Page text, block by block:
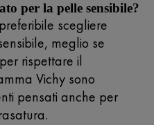
per la pelle sensibile?
scegliere
meglio se
rispettare il
Vichy sono
pensati anche per